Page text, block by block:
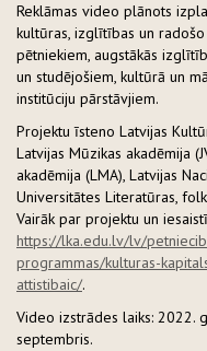
Reklāmas video plānots
kultūras, izglītības un
pētniekiem, augstākās
un studējošiem, kultūrā un
institūciju pārstāvjiem.
Projektu īsteno Latvijas
Latvijas Mūzikas akadēmija
akadēmija (LMA), Latvijas
Universitātes Literatūras,
Vairāk par projektu un
https://lka.edu.lv/lv/
programmas/kulturas-
attistibaic/.
Video izstrādes laiks: 2022.
septembris.